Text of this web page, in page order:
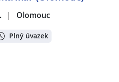
| Olomouc
Plný úvazek